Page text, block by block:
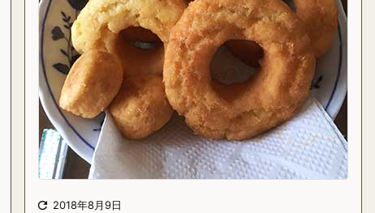
 2018年8月9日